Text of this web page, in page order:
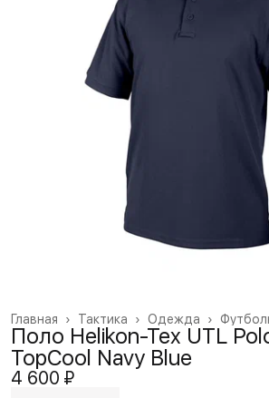
Одежда ›
Тактика ›
Главная ›
Поло Helikon-Tex UTL
TopCool Navy Blue
4 600 ₽